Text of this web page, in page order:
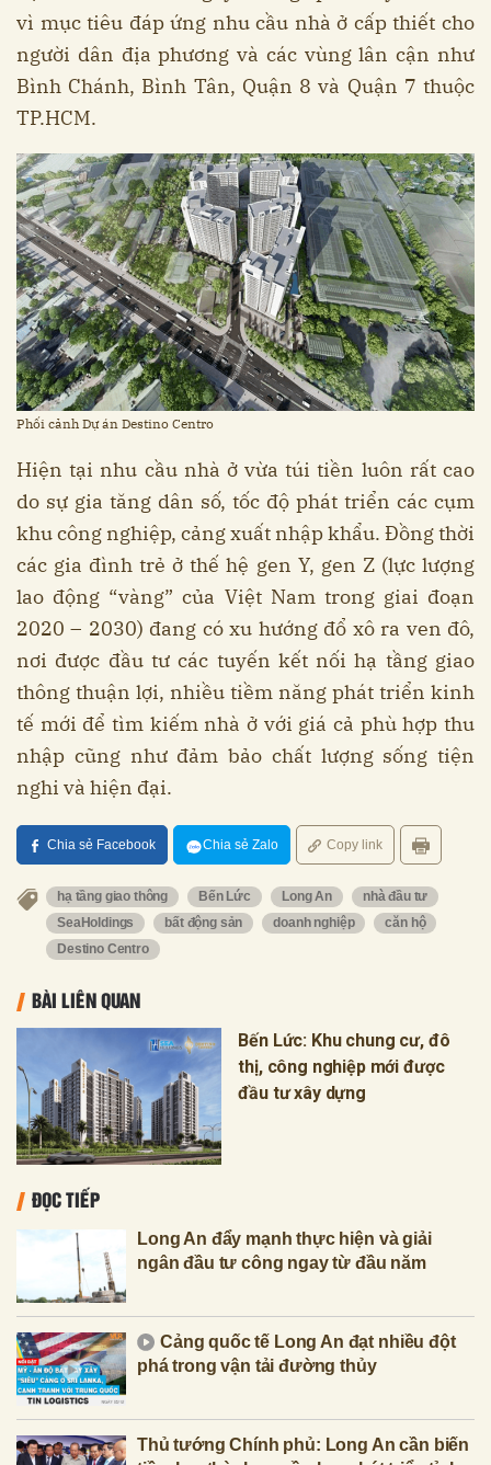
vì mục tiêu đáp ứng nhu cầu nhà ở cấp thiết cho
người dân địa phương và các vùng lân cận như
Bình Chánh, Bình Tân, Quận 8 và Quận 7 thuộc
TP.HCM.
Phối cảnh Dự án Destino Centro
Hiện tại nhu cầu nhà ở vừa túi tiền luôn rất cao
do sự gia tăng dân số, tốc độ phát triển các cụm
khu công nghiệp, cảng xuất nhập khẩu. Đồng thời
các gia đình trẻ ở thế hệ gen Y, gen Z (lực lượng
lao động “vàng” của Việt Nam trong giai đoạn
2020 – 2030) đang có xu hướng đổ xô ra ven đô,
nơi được đầu tư các tuyến kết nối hạ tầng giao
thông thuận lợi, nhiều tiềm năng phát triển kinh
tế mới để tìm kiếm nhà ở với giá cả phù hợp thu
nhập cũng như đảm bảo chất lượng sống tiện
nghi và hiện đại.
Chia sẻ Facebook Chia sẻ Zalo Copy link
hạ tầng giao thông Bến Lức Long An
nhà đầu tư
SeaHoldings
bất động sản doanh nghiệp
căn hộ
Destino Centro
BÀI LIÊN QUAN
Bến Lức: Khu chung cư, đô
thị, công nghiệp mới được
đầu tư xây dựng
ĐỌC TIẾP
Long An đẩy mạnh thực hiện và giải
ngân đầu tư công ngay từ đầu năm
Cảng quốc tế Long An đạt nhiều đột
phá trong vận tải đường thủy
Thủ tướng Chính phủ: Long An cần biến